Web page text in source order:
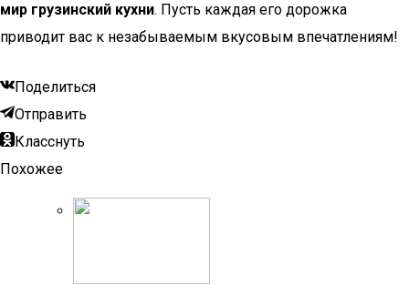
мир грузинский кухни. Пусть каждая его дорожка
приводит вас к незабываемым вкусовым впечатлениям!
Поделиться
Отправить
Класснуть
Похожее